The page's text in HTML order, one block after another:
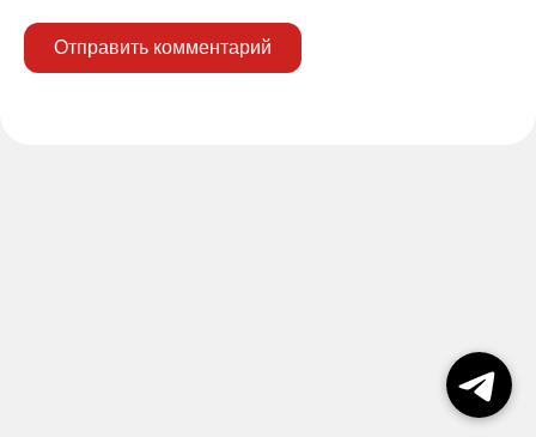
Отправить комментарий